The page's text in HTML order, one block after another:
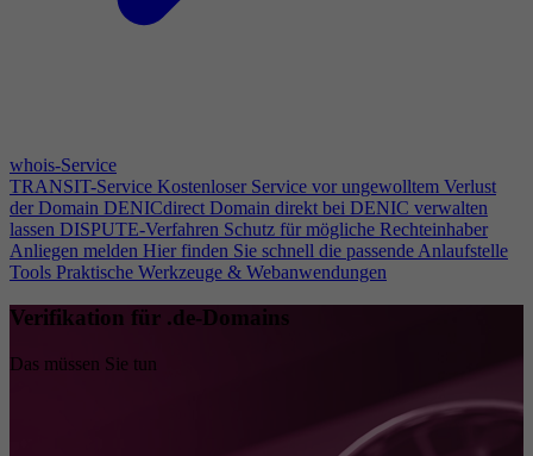
whois-Service
TRANSIT-Service Kostenloser Service vor ungewolltem Verlust
der Domain DENICdirect Domain direkt bei DENIC verwalten
lassen DISPUTE-Verfahren Schutz für mögliche Rechteinhaber
Anliegen melden Hier finden Sie schnell die passende Anlaufstelle
Tools Praktische Werkzeuge & Webanwendungen
Verifikation für .de-Domains
Das müssen Sie tun